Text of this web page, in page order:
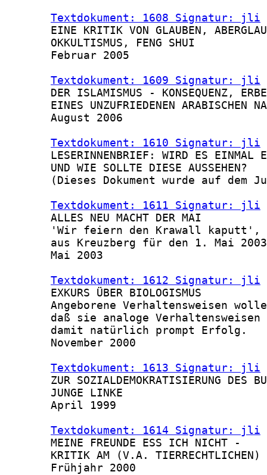
Textdokument: 1608 Signatur: jli
EINE KRITIK VON GLAUBEN,
       OKKULTISMUS, FENG SHUI
       Februar 2005
Textdokument: 1609 Signatur: jli
DER ISLAMISMUS - KONSEQUENZ,
EINES UNZUFRIEDENEN ARABISCHEN
       August 2006
Textdokument: 1610 Signatur: jli
LESERINNENBRIEF: WIRD ES EINMAL
       UND WIE SOLLTE DIESE AUSSEHEN?
(Dieses Dokument wurde auf dem
Textdokument: 1611 Signatur: jli
       ALLES NEU MACHT DER MAI
'Wir feiern den Krawall
aus Kreuzberg für den 1. Mai
       Mai 2003
Textdokument: 1612 Signatur: jli
       EXKURS ÜBER BIOLOGISMUS
Angeborene Verhaltensweisen
daß sie analoge
       damit natürlich prompt Erfolg.
       November 2000
Textdokument: 1613 Signatur: jli
ZUR SOZIALDEMOKRATISIERUNG DES
       JUNGE LINKE
       April 1999
Textdokument: 1614 Signatur: jli
       MEINE FREUNDE ESS ICH NICHT -
KRITIK AM (V.A. TIERRECHTLICHEN)
       Frühjahr 2000